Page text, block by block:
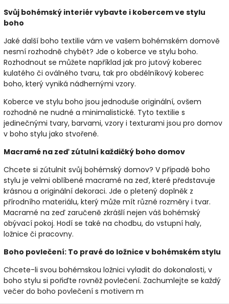
Svůj bohémský interiér vybavte i kobercem ve stylu
boho
Jaké další boho textilie vám ve vašem bohémském domově
nesmí rozhodně chybět? Jde o koberce ve stylu boho.
Rozhodnout se můžete například jak pro jutový koberec
kulatého či oválného tvaru, tak pro obdélníkový koberec
boho, který vyniká nádhernými vzory.
Koberce ve stylu boho jsou jednoduše originální, ovšem
rozhodně ne nudné a minimalistické. Tyto textilie s
jedinečnými tvary, barvami, vzory i texturami jsou pro domov
v boho stylu jako stvořené.
Macramé na zeď zútulní každičký boho domov
Chcete si zútulnit svůj bohémský domov? V případě boho
stylu je velmi oblíbené macramé na zeď, které představuje
krásnou a originální dekoraci. Jde o pletený doplněk z
přírodního materiálu, který může mít různé rozměry i tvar.
Macramé na zeď zaručeně zkrášlí nejen váš bohémský
obývací pokoj. Hodí se také na chodbu, do vstupní haly,
ložnice či pracovny.
Boho povlečení: To pravé do ložnice v bohémském stylu
Chcete-li svou bohémskou ložnici vyladit do dokonalosti, v
boho stylu si pořiďte rovněž povlečení. Zachumlejte se každý
večer do boho povlečení s motivem m